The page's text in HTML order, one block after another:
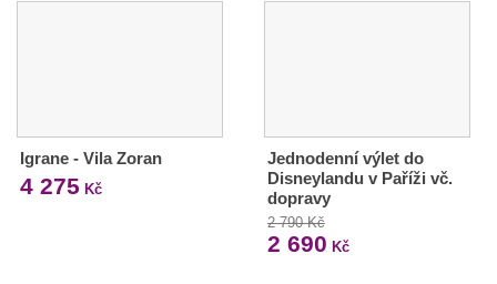
Igrane - Vila Zoran
4 275 Kč
Jednodenní výlet do
Disneylandu v Paříži vč.
dopravy
2 790 Kč
2 690 Kč